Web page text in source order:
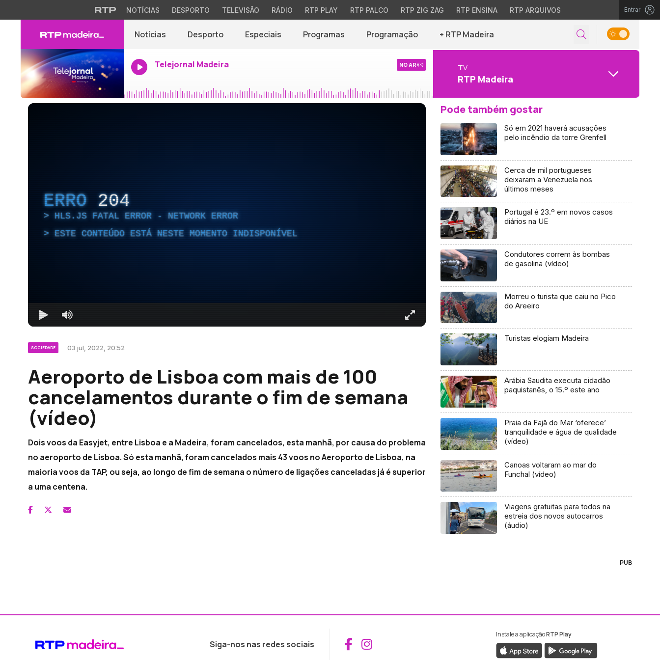
NOTÍCIAS DESPORTO TELEVISÃO RÁDIO RTP PLAY RTP PALCO RTP ZIG ZAG RTP ENSINA RTP ARQUIVOS Entrar
Notícias Desporto Especiais Programas Programação + RTP Madeira
Telejornal Madeira NO AR TV
RTP Madeira
ERRO 204
HLS.JS FATAL ERROR - NETWORK ERROR
ESTE CONTEÚDO ESTÁ NESTE MOMENTO INDISPONÍVEL
SOCIEDADE 03 jul, 2022, 20:52
Aeroporto de Lisboa com mais de 100
cancelamentos durante o fim de semana
(vídeo)
Dois voos da Easyjet, entre Lisboa e a Madeira, foram cancelados, esta manhã, por causa do problema
no aeroporto de Lisboa. Só esta manhã, foram cancelados mais 43 voos no Aeroporto de Lisboa, na
maioria voos da TAP, ou seja, ao longo de fim de semana o número de ligações canceladas já é superior
a uma centena.
Pode também gostar
Só em 2021 haverá acusações
pelo incêndio da torre Grenfell
Cerca de mil portugueses
deixaram a Venezuela nos
últimos meses
Portugal é 23.º em novos casos
diários na UE
Condutores correm às bombas
de gasolina (vídeo)
Morreu o turista que caiu no Pico
do Areeiro
Turistas elogiam Madeira
Arábia Saudita executa cidadão
paquistanês, o 15.º este ano
Praia da Fajã do Mar ‘oferece’
tranquilidade e água de qualidade
(vídeo)
Canoas voltaram ao mar do
Funchal (vídeo)
Viagens gratuitas para todos na
estreia dos novos autocarros
(áudio)
PUB
Siga-nos nas redes sociais Aceder ao Facebook da RTP Madeira
Aceder ao Instagram da RTP Madeira
Instale a aplicaçãoRTP Play